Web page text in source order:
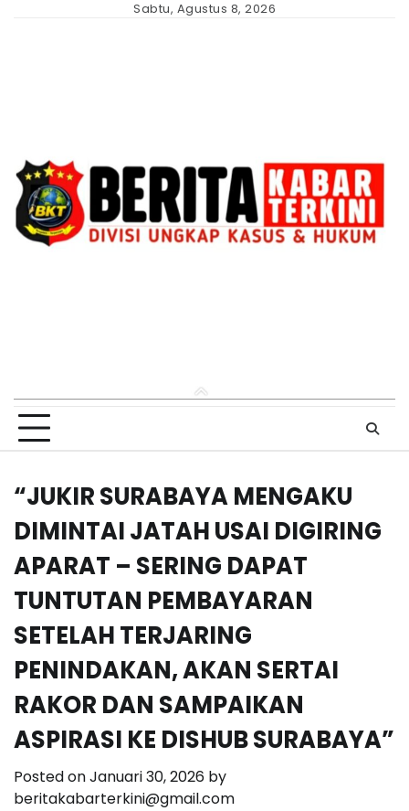
Sabtu, Agustus 8, 2026
“JUKIR SURABAYA MENGAKU
DIMINTAI JATAH USAI DIGIRING
APARAT – SERING DAPAT
TUNTUTAN PEMBAYARAN
SETELAH TERJARING
PENINDAKAN, AKAN SERTAI
RAKOR DAN SAMPAIKAN
ASPIRASI KE DISHUB SURABAYA”
Posted onJanuari 30, 2026 by
beritakabarterkini@gmail.com